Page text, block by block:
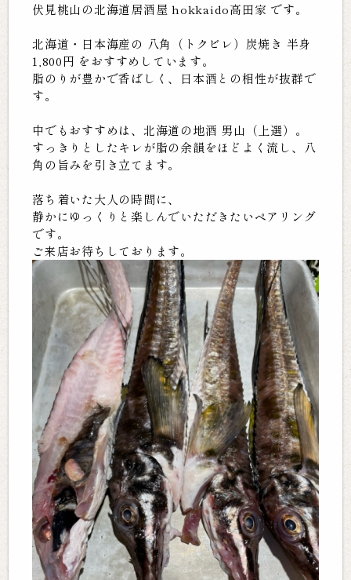
伏見桃山の北海道居酒屋 hokkaido高田家 です。
北海道・日本海産の 八角（トクビレ）炭焼き 半身
1,800円 をおすすめしています。
脂のりが豊かで香ばしく、日本酒との相性が抜群で
す。
中でもおすすめは、北海道の地酒 男山（上選）。
すっきりとしたキレが脂の余韻をほどよく流し、八
角の旨みを引き立てます。
落ち着いた大人の時間に、
静かにゆっくりと楽しんでいただきたいペアリング
です。
ご来店お待ちしております。